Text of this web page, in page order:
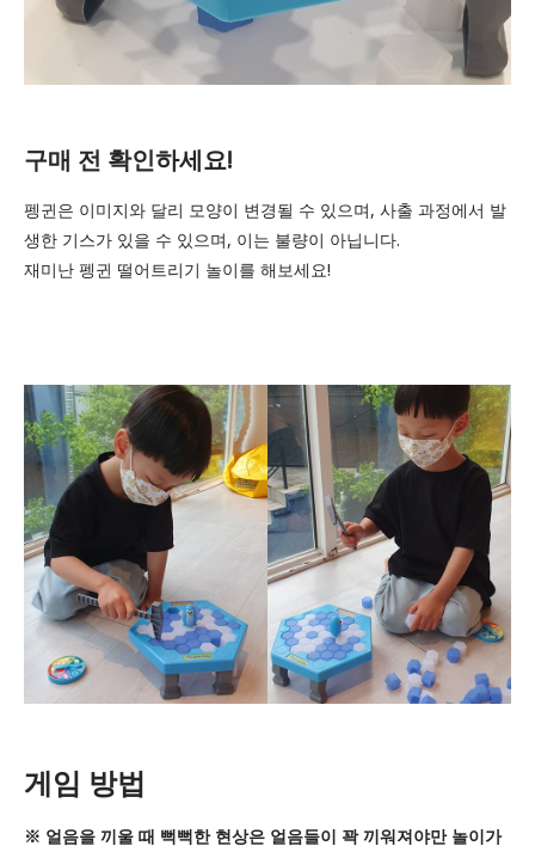
구매 전 확인하세요!
펭귄은 이미지와 달리 모양이 변경될 수 있으며, 사출 과정에서 발
생한 기스가 있을 수 있으며, 이는 불량이 아닙니다.
재미난 펭귄 떨어트리기 놀이를 해보세요!
게임 방법
※ 얼음을 끼울 때 뻑뻑한 현상은 얼음들이 꽉 끼워져야만 놀이가